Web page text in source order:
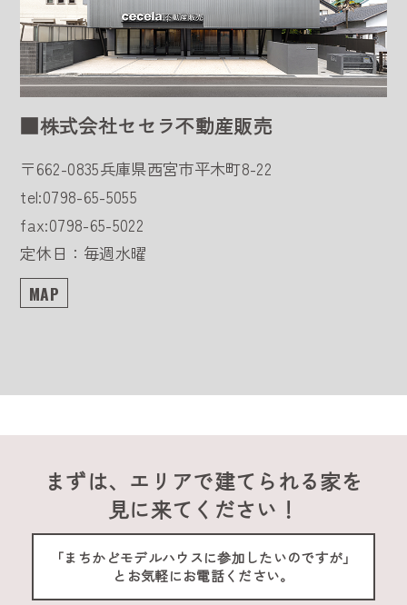
■株式会社セセラ不動産販売
〒662-0835兵庫県西宮市平木町8-22
tel:0798-65-5055
fax:0798-65-5022
定休日：毎週水曜
MAP
まずは、エリアで建てられる家を
見に来てください！
「まちかどモデルハウスに参加したいのですが」
とお気軽にお電話ください。